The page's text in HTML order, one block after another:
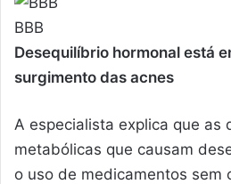
BBB
Desequilíbrio hormonal está
surgimento das acnes
A especialista explica que as
metabólicas que causam
o uso de medicamentos sem